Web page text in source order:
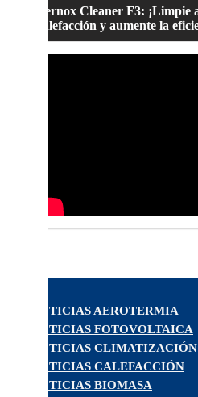
Fernox Cleaner F3: ¡Limpie
calefacción y aumente la
NOTICIAS AEROTERMIA
NOTICIAS FOTOVOLTAICA
NOTICIAS CLIMATIZACIÓN
NOTICIAS CALEFACCIÓN
NOTICIAS BIOMASA